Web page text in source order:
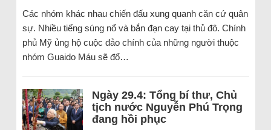
Các nhóm khác nhau chiến đấu xung quanh căn cứ quân
sự. Nhiều tiếng súng nổ và bắn đạn cay tại thủ đô. Chính
phủ Mỹ ủng hộ cuộc đảo chính của những người thuộc
nhóm Guaido Máu sẽ đổ…
Ngày 29.4: Tổng bí thư, Chủ
tịch nước Nguyễn Phú Trọng
đang hồi phục